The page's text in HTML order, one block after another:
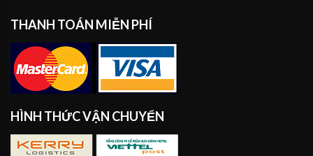
THANH TOÁN MIỄN PHÍ
HÌNH THỨC VẬN CHUYỂN